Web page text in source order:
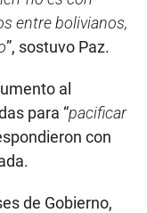
entre bolivianos,
”, sostuvo Paz.
al
para “pacificar
con
de Gobierno,